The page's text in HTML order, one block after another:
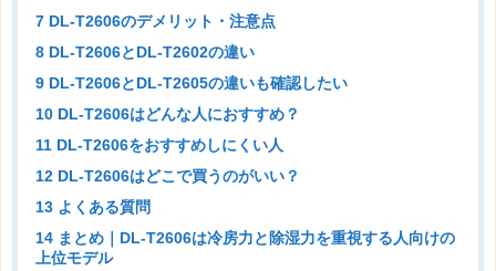
7 DL-T2606のデメリット・注意点
8 DL-T2606とDL-T2602の違い
9 DL-T2606とDL-T2605の違いも確認したい
10 DL-T2606はどんな人におすすめ？
11 DL-T2606をおすすめしにくい人
12 DL-T2606はどこで買うのがいい？
13 よくある質問
14 まとめ｜DL-T2606は冷房力と除湿力を重視する人向けの
上位モデル